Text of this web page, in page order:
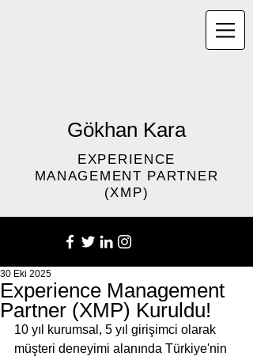
Gökhan Kara
EXPERIENCE
MANAGEMENT PARTNER
(XMP)
Experience Management
Partner (XMP) Kuruldu!
30 Eki 2025
10 yıl kurumsal, 5 yıl girişimci olarak
müşteri deneyimi alanında Türkiye'nin